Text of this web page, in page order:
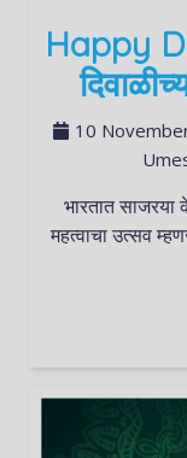
Happy
10
भारतात साजरया केल्या जाणाऱ्या सणांमध्ये सर्वात प्रसिद्ध आणि
महत्वाचा उत्सव